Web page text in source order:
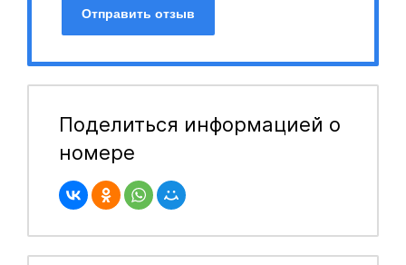
Отправить отзыв
Поделиться информацией о
номере